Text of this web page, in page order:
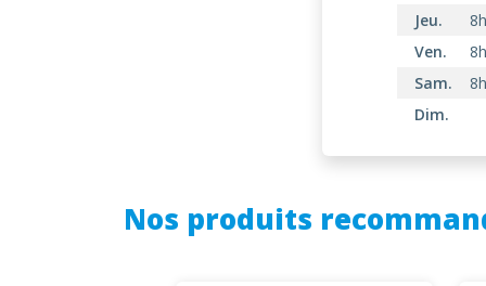
Jeu.
Ven.
Sam.
Dim.
Nos produits